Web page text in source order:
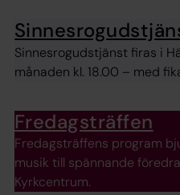
Sinnesrogudstjänst firas i
månaden kl. 18.00 – med
Fredagsträffen
Fredagsträffens program
musik till spännande
Kyrkcentrum.